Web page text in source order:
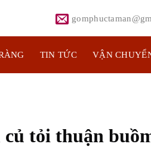
TIN TỨC VẬN
củ tỏi thuận